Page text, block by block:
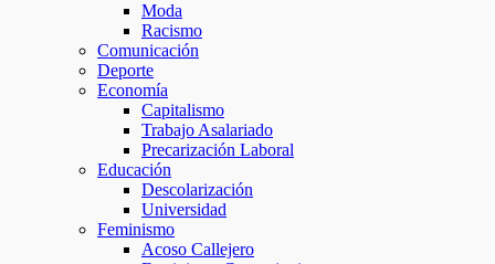
Moda
Racismo
Comunicación
Deporte
Economía
Capitalismo
Trabajo Asalariado
Precarización Laboral
Educación
Descolarización
Universidad
Feminismo
Acoso Callejero